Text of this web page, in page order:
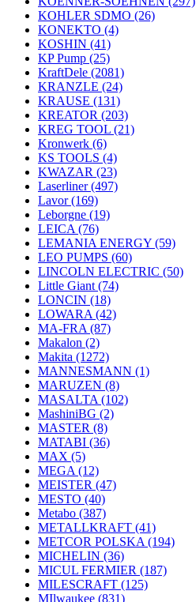
KOHLER SDMO (26)
KONEKTO (4)
KOSHIN (41)
KP Pump (25)
KraftDele (2081)
KRANZLE (24)
KRAUSE (131)
KREATOR (203)
KREG TOOL (21)
Kronwerk (6)
KS TOOLS (4)
KWAZAR (23)
Laserliner(497)
Lavor(169)
Leborgne (19)
LEICA (76)
LEMANIA ENERGY (59)
LEO PUMPS (60)
LINCOLN ELECTRIC (50)
Little Giant (74)
LONCIN (18)
LOWARA (42)
MA-FRA (87)
Makalon (2)
Makita (1272)
MANNESMANN (1)
MARUZEN (8)
MASALTA (102)
MashiniBG (2)
MASTER (8)
MATABI (36)
MAX (5)
MEGA (12)
MEISTER (47)
MESTO (40)
Metabo (387)
METALLKRAFT (41)
METCOR POLSKA (194)
MICHELIN (36)
MICUL FERMIER (187)
MILESCRAFT (125)
MIlwaukee (831)